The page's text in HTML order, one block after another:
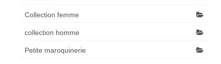
Collection femme
collection homme
Petite maroquinerie